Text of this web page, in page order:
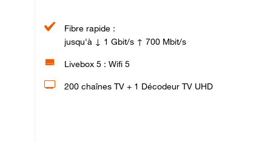
Fibre rapide :
jusqu'à ↓ 1 Gbit/s ↑ 700 Mbit/s
Livebox 5 : Wifi 5
200 chaînes TV + 1 Décodeur TV UHD